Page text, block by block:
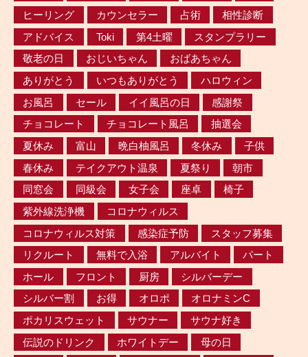
ヒーリング
カウンセラー 占術
相性診断
アドバイス
Toki 第4土曜
スタンプラリー
敬老の日
おじいちゃん
おばあちゃん
ありがとう
いつもありがとう
ハロウィン
お風呂
セール イイ風呂の日
感謝祭
チョコレート
チョコレート風呂
抽選会
夏休み
富山 晩白柚風呂 冬休み
子供
春休み
テイクアウト温泉 夏祭り
朝市
同窓会
同級会 女子会 座卓
椅子
紫外線洗浄機
コロナウィルス
コロナウィルス対策
感染症予防
スタッフ募集
リクルート
無料で入浴 アルバイト
パート
ホール
フロント 厨房
シルバーデー
シルバー割
お得 オロポ
オロナミンC
ポカリスウェット
サウナー
サウナ好き
伝説のドリンク
ホワイトデー
母の日